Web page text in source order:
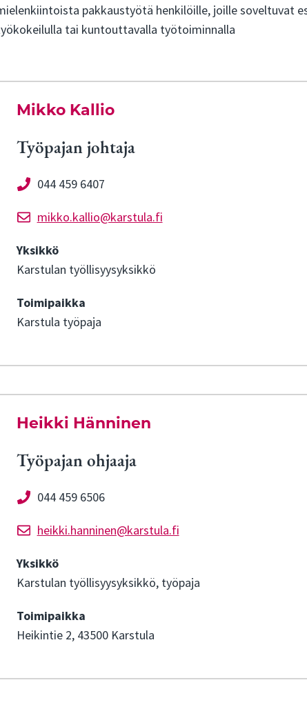
pakkaustyötä henkilöille, joille soveltuvat
tai kuntouttavalla työtoiminnalla
Mikko Kallio
Työpajan johtaja
044 459 6407
mikko.kallio@karstula.fi
Yksikkö
Karstulan työllisyysyksikkö
Toimipaikka
Karstula työpaja
Heikki Hänninen
Työpajan ohjaaja
044 459 6506
heikki.hanninen@karstula.fi
Yksikkö
Karstulan työllisyysyksikkö, työpaja
Toimipaikka
Heikintie 2, 43500 Karstula